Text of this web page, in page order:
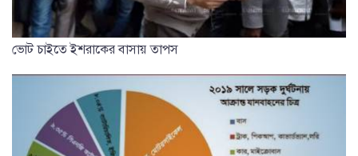
ভোট চাইতে ইশরাকের বাসায় তাপস